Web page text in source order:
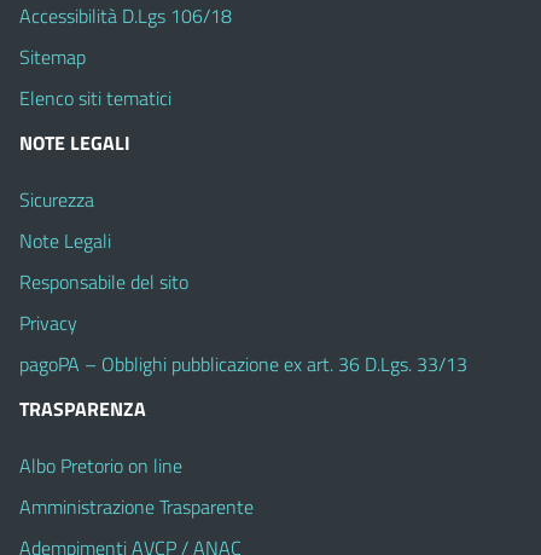
Accessibilità D.Lgs 106/18
Sitemap
Elenco siti tematici
NOTE LEGALI
Sicurezza
Note Legali
Responsabile del sito
Privacy
pagoPA – Obblighi pubblicazione ex art. 36 D.Lgs. 33/13
TRASPARENZA
Albo Pretorio on line
Amministrazione Trasparente
Adempimenti AVCP / ANAC